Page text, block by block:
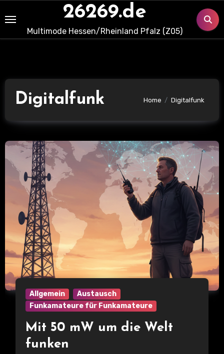
to
content
26269.de
Multimode Hessen/Rheinland Pfalz (Z05)
Digitalfunk Home Digitalfunk
Allgemein
Austausch
Funkamateure für Funkamateure
Mit 50 mW um die Welt
funken